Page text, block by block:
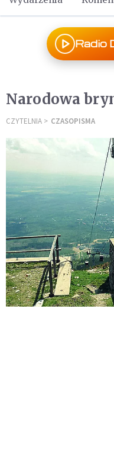
Radio
Narodowa
CZYTELNIA CZASOPISMA